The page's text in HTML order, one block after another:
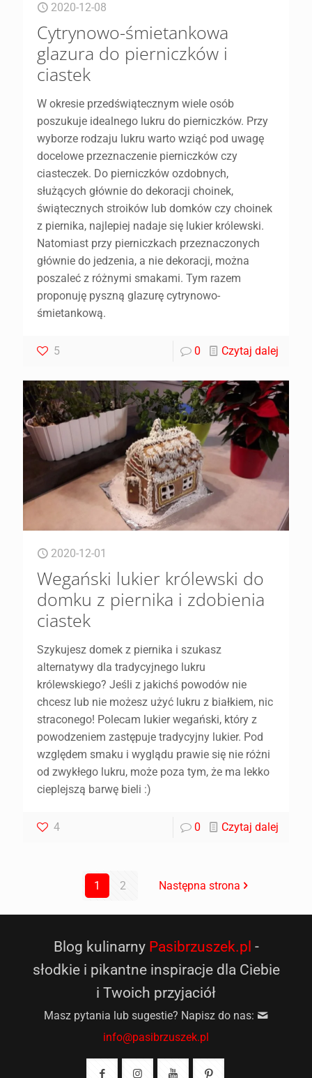
2020-12-08
Cytrynowo-śmietankowa
glazura do pierniczków i
ciastek
W okresie przedświątecznym wiele osób
poszukuje idealnego lukru do pierniczków. Przy
wyborze rodzaju lukru warto wziąć pod uwagę
docelowe przeznaczenie pierniczków czy
ciasteczek. Do pierniczków ozdobnych,
służących głównie do dekoracji choinek,
świątecznych stroików lub domków czy choinek
z piernika, najlepiej nadaje się lukier królewski.
Natomiast przy pierniczkach przeznaczonych
głównie do jedzenia, a nie dekoracji, można
poszaleć z różnymi smakami. Tym razem
proponuję pyszną glazurę cytrynowo-
śmietankową.
5 0 Czytaj dalej
2020-12-01
Wegański lukier królewski do
domku z piernika i zdobienia
ciastek
Szykujesz domek z piernika i szukasz
alternatywy dla tradycyjnego lukru
królewskiego? Jeśli z jakichś powodów nie
chcesz lub nie możesz użyć lukru z białkiem, nic
straconego! Polecam lukier wegański, który z
powodzeniem zastępuje tradycyjny lukier. Pod
względem smaku i wyglądu prawie się nie różni
od zwykłego lukru, może poza tym, że ma lekko
cieplejszą barwę bieli :)
4 0 Czytaj dalej
1 2 Następna strona
Blog kulinarny Pasibrzuszek.pl -
słodkie i pikantne inspiracje dla Ciebie
i Twoich przyjaciół
Masz pytania lub sugestie? Napisz do nas:
info@pasibrzuszek.pl